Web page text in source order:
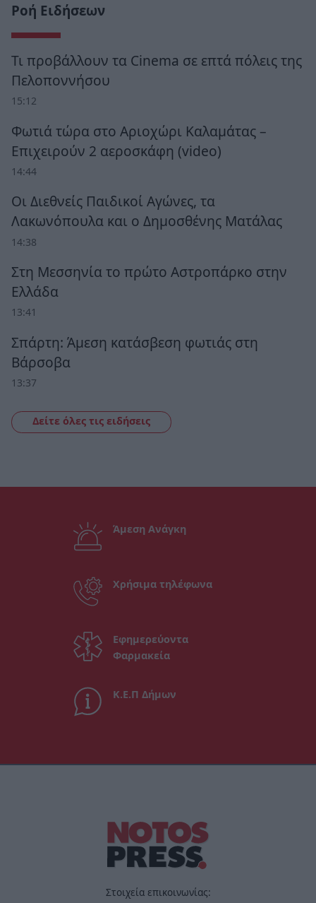
Ροή Ειδήσεων
Τι προβάλλουν τα Cinema σε επτά πόλεις της
Πελοποννήσου
15:12
Φωτιά τώρα στο Αριοχώρι Καλαμάτας –
Επιχειρούν 2 αεροσκάφη (video)
14:44
Οι Διεθνείς Παιδικοί Αγώνες, τα
Λακωνόπουλα και ο Δημοσθένης Ματάλας
14:38
Στη Μεσσηνία το πρώτο Αστροπάρκο στην
Ελλάδα
13:41
Σπάρτη: Άμεση κατάσβεση φωτιάς στη
Βάρσοβα
13:37
Δείτε όλες τις ειδήσεις
Άμεση Ανάγκη
Χρήσιμα τηλέφωνα
Εφημερεύοντα
Φαρμακεία
Κ.Ε.Π Δήμων
Στοιχεία επικοινωνίας: